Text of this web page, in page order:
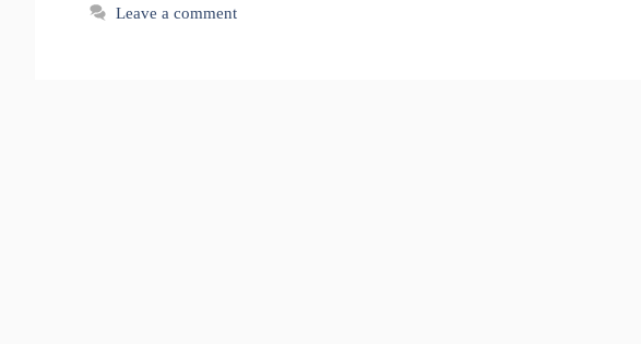
Leave a comment